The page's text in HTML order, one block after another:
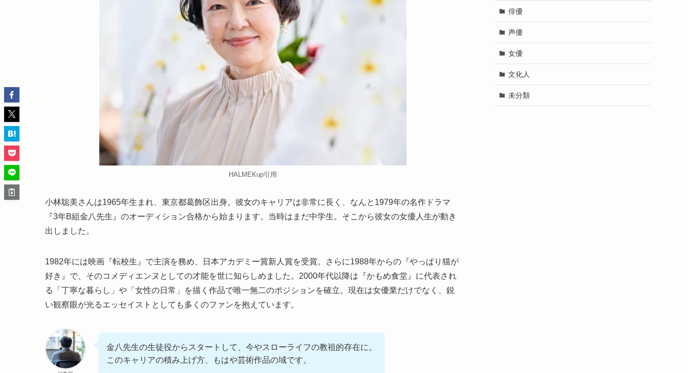
HALMEKup引用
小林聡美さんは1965年生まれ、東京都葛飾区出身。彼女のキャリアは非常に長く、なんと1979年の名作ドラマ
『3年B組金八先生』のオーディション合格から始まります。当時はまだ中学生。そこから彼女の女優人生が動き
出しました。
1982年には映画『転校生』で主演を務め、日本アカデミー賞新人賞を受賞。さらに1988年からの『やっぱり猫が
好き』で、そのコメディエンヌとしての才能を世に知らしめました。2000年代以降は『かもめ食堂』に代表され
る「丁寧な暮らし」や「女性の日常」を描く作品で唯一無二のポジションを確立。現在は女優業だけでなく、鋭
い観察眼が光るエッセイストとしても多くのファンを抱えています。
金八先生の生徒役からスタートして、今やスローライフの教祖的存在に。
このキャリアの積み上げ方、もはや芸術作品の域です。
俳優
声優
女優
文化人
未分類